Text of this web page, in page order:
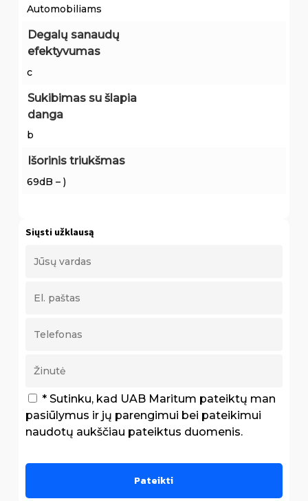
Automobiliams
Degalų sanaudų
efektyvumas
c
Sukibimas su šlapia
danga
b
Išorinis triukšmas
69dB – )
Siųsti užklausą
* Sutinku, kad UAB Maritum pateiktų man
pasiūlymus ir jų parengimui bei pateikimui
naudotų aukščiau pateiktus duomenis.